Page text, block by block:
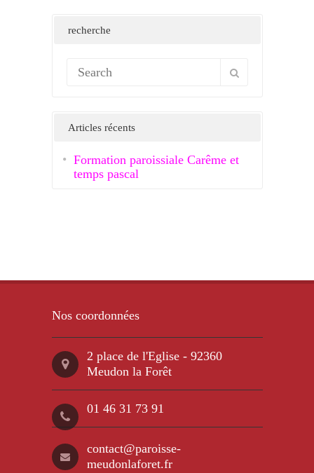
recherche
Articles récents
Formation paroissiale Carême et
temps pascal
Nos coordonnées
2 place de l'Eglise - 92360
Meudon la Forêt
01 46 31 73 91
contact@paroisse-
meudonlaforet.fr